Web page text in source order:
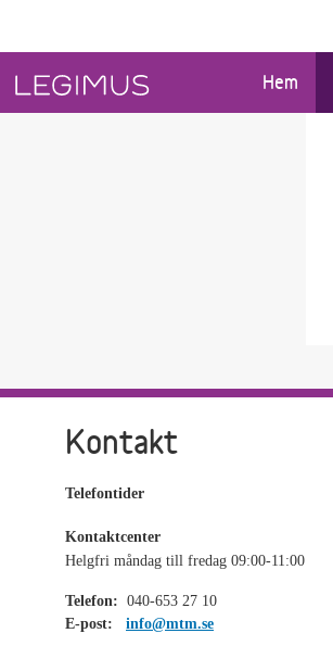
Hem
Kontakt
Telefontider
Kontaktcenter
Helgfri måndag till fredag 09:00-11:00
Telefon: 040-653 27 10
E-post:
info@mtm.se